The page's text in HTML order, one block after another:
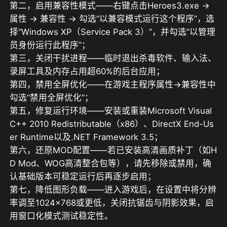
第二，启用兼容性模式——右键点击Heroes3.exe →
属性 → 兼容性 → 勾选“以兼容模式运行这个程序”，选
择“Windows XP（Service Pack 3）”，并勾选“以管理
员身份运行此程序”；
第三，关闭干扰进程——临时退出杀毒软件、输入法、
录屏工具及内存占用超60%的后台应用；
第四，禁用全屏优化——在游戏主程序属性→兼容性中
勾选“禁用全屏优化”；
第五，修复运行环境——安装或重装Microsoft Visual
C++ 2010 Redistributable（x86）、DirectX End-Us
er Runtime以及.NET Framework 3.5；
第六，还原MOD配置——若已安装高清画质补丁（如H
D Mod、WOG高清整合包等），请先移除或禁用，确
认基础版本可稳定运行后再逐步启用；
第七，降低图形负载——进入游戏后，在设置中将分辨
率调至1024×768或更低，关闭抗锯齿与阴影效果，启
用窗口化模式测试稳定性。